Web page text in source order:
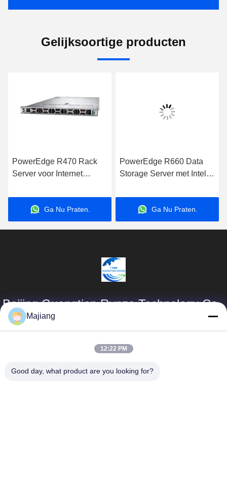
Gelijksoortige producten
PowerEdge R470 Rack
Server voor Internet
Applications Server
Ga Nu Praten.
PowerEdge R660 Data
Storage Server met Intel
zakelijke toepassingen
Ga Nu Praten.
Beijing Guangtian Runze Technology Co.,
Dell GPU
Majiang
12:22 PM
Good day, what product are you looking for?